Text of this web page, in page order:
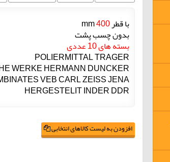
با قطر400
mm
بدون چسب پشت
بسته های 10 عددی
POLIERMITTAL TRAGER
WERKE HERMANN DUNCKER
VEB CARL ZEISS JENA
HERGESTELIT INDER DDR
افزودن به لیست کالاهای انتخابی